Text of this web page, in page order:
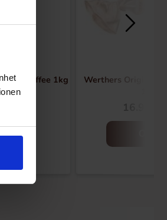
Toffee 1kg
Werthers Original